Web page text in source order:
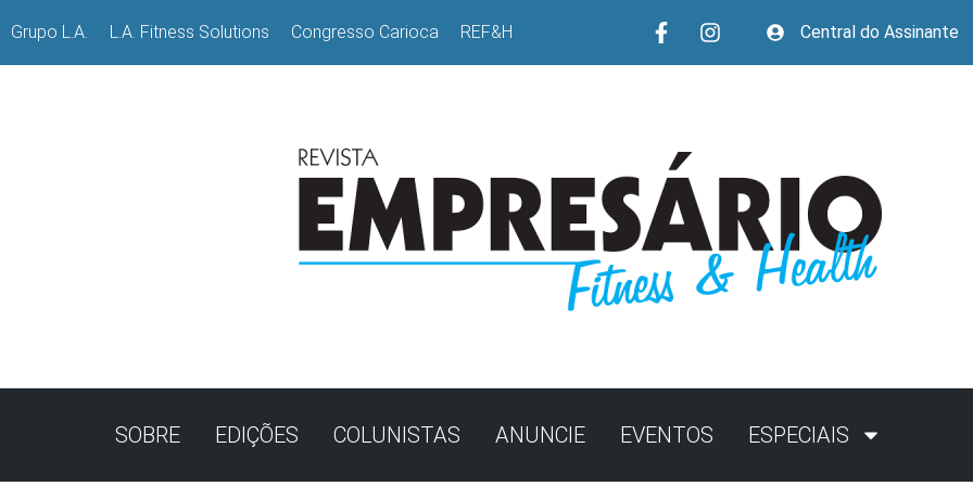
Grupo L.A. L.A. Fitness Solutions Congresso Carioca REF&H Central do Assinante
SOBRE EDIÇÕES COLUNISTAS ANUNCIE EVENTOS ESPECIAIS